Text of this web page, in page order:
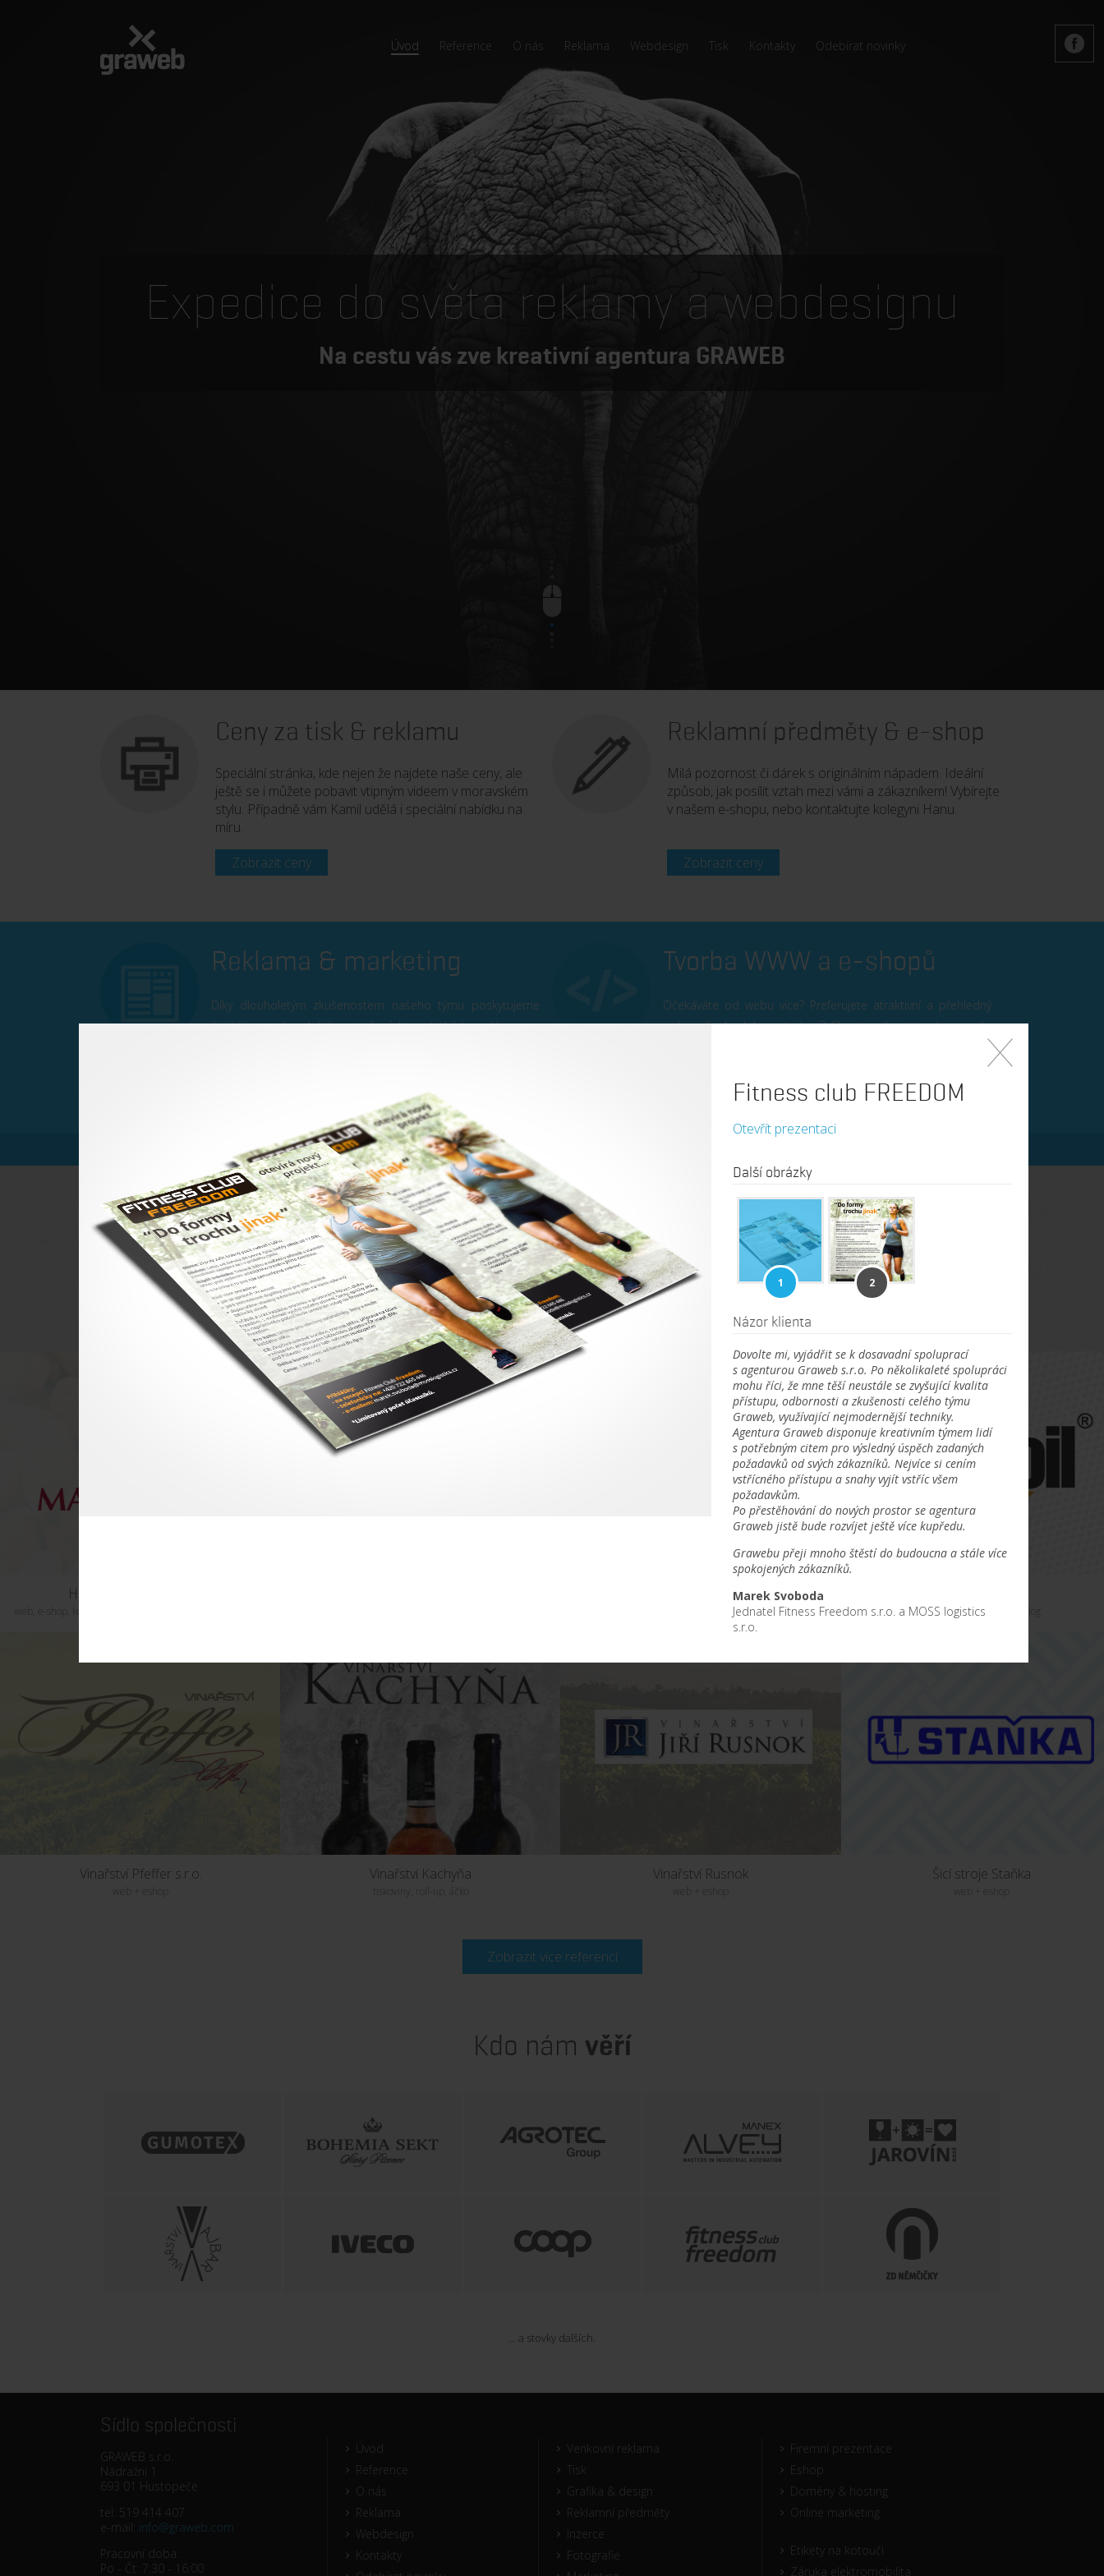
Fitness club FREEDOM
Otevřít prezentaci
Další obrázky
1 2
Názor klienta
Dovolte mi, vyjádřit se k dosavadní spoluprací
s agenturou Graweb s.r.o. Po několikaleté spolupráci
mohu říci, že mne těší neustále se zvyšující kvalita
přístupu, odbornosti a zkušenosti celého týmu
Graweb, využívající nejmodernější techniky.
Agentura Graweb disponuje kreativním týmem lidí
s potřebným citem pro výsledný úspěch zadaných
požadavků od svých zákazníků. Nejvíce si cením
vstřícného přístupu a snahy vyjít vstříc všem
požadavkům.
Po přestěhování do nových prostor se agentura
Graweb jistě bude rozvíjet ještě více kupředu.
Grawebu přeji mnoho štěstí do budoucna a stále více
spokojených zákazníků.
Marek Svoboda
Jednatel Fitness Freedom s.r.o. a MOSS logistics
s.r.o.
Úvod Reference O nás Reklama Webdesign Tisk Kontakty Odebírat novinky
Expedice do světa reklamy a webdesignu
Na cestu vás zve kreativní agentura GRAWEB
Ceny za tisk & reklamu
Speciální stránka, kde nejen že najdete naše ceny, ale
ještě se i můžete pobavit vtipným videem v moravském
stylu. Případně vám Kamil udělá i speciální nabídku na
míru.
Zobrazit ceny
Reklamní předměty & e-shop
Milá pozornost či dárek s originálním nápadem. Ideální
způsob, jak posílit vztah mezi vámi a zákazníkem! Vybírejte
v našem e-shopu, nebo kontaktujte kolegyni Hanu.
Zobrazit ceny
Reklama & marketing
Díky dlouholetým zkušenostem našeho týmu poskytujeme
široký rozsah služeb v různých odvětvích reklamy a
Tvorba WWW a e-shopů
Očekáváte od webu více? Preferujete atraktivní a přehledný
web s dlouhodobou strategií? Chcete mít jistotu, že se vaše
Referenceaneb Prohlédněte si naše trofeje
Už přes 12 let lovíme pro naše klienty ty nejlepší nápady, nejčistší kompozice a nejúčinnější strategie. Projděte si galerii našich úlovků!
Hustopečská Mandlárna
web, e-shop, konfigurátor produktů, velkoobchodní e-shop
UKÁZAT PROJEKT UKÁZAT PROJEKT
Modré Hory
obalový design + tvorba log
Vinařství Pfeffer s.r.o.
web + eshop
UKÁZAT PROJEKT
Vinařství Kachyňa
UKÁZAT PROJEKT
Vinařství Rusnok
web + eshop
Šicí stroje Staňka
web + eshop
TRANSROLL - CZ, a.s. Obec Němčičky
Zobrazit více referencí
Kdo nám věří
... a stovky dalších.
Sídlo společnosti
GRAWEB s.r.o.
Nádražní 1
693 01 Hustopeče
tel: 519 414 407
e-mail: info@graweb.com
Pracovní doba:
Po - Čt: 7:30 - 16:00
Úvod
Reference
O nás
Reklama
Webdesign
Kontakty
Venkovní reklama
Tisk
Grafika & design
Reklamní předměty
Inzerce
Fotografie
Firemní prezentace
Eshop
Domény & hosting
Online marketing
Etikety na kotouči
Záruka elektromobilita